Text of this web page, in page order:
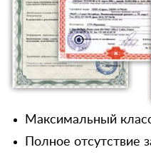
Максимальный
Полное отсутствие